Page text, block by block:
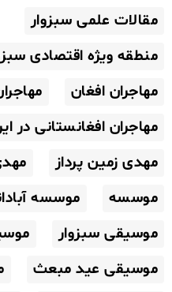
مقالات علمی سبزوار
منطقه ویژه اقتصادی
مهاجران افغان
مهاجران افغانستانی در
مهدی زمین پرداز
موسسه
موسسه
موسیقی سبزوار
موسیقی عید مبعث